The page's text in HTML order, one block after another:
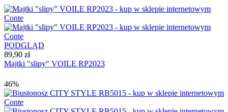
PODGLĄD
89,90 zł
Majtki "slipy" VOILE RP2023
46%